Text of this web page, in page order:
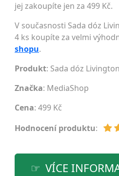
jej zakoupíte jen za 499 Kč.
V současnosti Sada dóz
4 ks koupíte za velmi
shopu.
Produkt: Sada dóz
Značka: MediaShop
Cena: 499 Kč
Hodnocení produktu:
VÍCE